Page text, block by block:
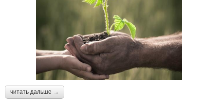
читать дальше →